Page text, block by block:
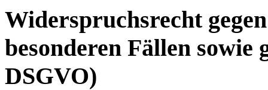
Widerspruchsrecht
besonderen Fällen
DSGVO)